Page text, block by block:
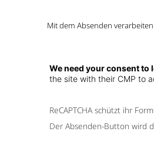
Mit dem Absenden
We need your consent to
the site with their CMP to
ReCAPTCHA schützt ihr
Der Absenden-Button wird